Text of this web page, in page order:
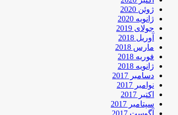
ژوئن 2020
ژانویه 2020
جولای 2019
آوریل 2018
مارس 2018
فوریه 2018
ژانویه 2018
دسامبر 2017
نوامبر 2017
اکتبر 2017
سپتامبر 2017
آگوست 2017